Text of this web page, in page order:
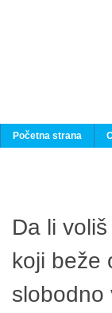
Početna strana
Da li
koji beže
slobodno